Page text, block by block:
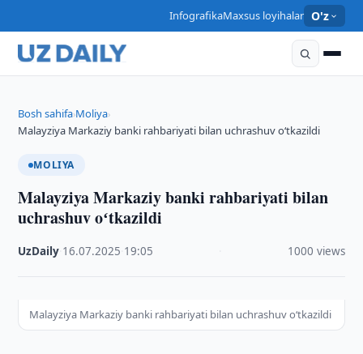
InfografikaMaxsus loyihalar O'z
Bosh sahifa›Moliya›
Malayziya Markaziy banki rahbariyati bilan uchrashuv oʻtkazildi
MOLIYA
Malayziya Markaziy banki rahbariyati bilan
uchrashuv oʻtkazildi
UzDaily 16.07.2025 19:05 1000 views
Malayziya Markaziy banki rahbariyati bilan uchrashuv oʻtkazildi